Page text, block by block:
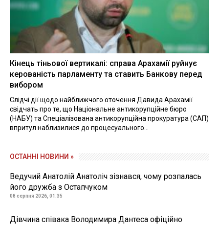
Кінець тіньової вертикалі: справа Арахамії руйнує
керованість парламенту та ставить Банкову перед
вибором
Слідчі дії щодо найближчого оточення Давида Арахамії
свідчать про те, що Національне антикорупційне бюро
(НАБУ) та Спеціалізована антикорупційна прокуратура (САП)
впритул наблизилися до процесуального...
ОСТАННІ НОВИНИ »
Ведучий Анатолій Анатоліч зізнався, чому розпалась
його дружба з Остапчуком
08 серпня 2026, 01:35
Дівчина співака Володимира Дантеса офіційно